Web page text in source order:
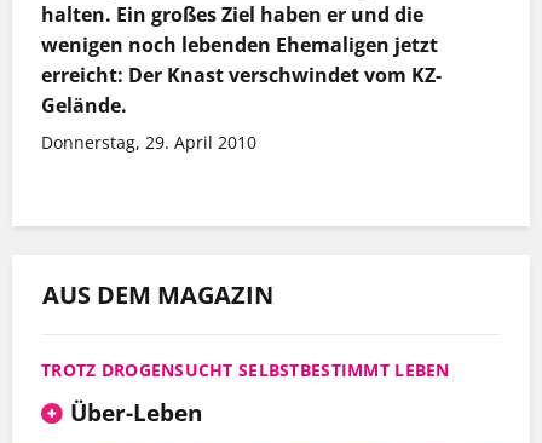
halten. Ein großes Ziel haben er und die
wenigen noch lebenden Ehemaligen jetzt
erreicht: Der Knast verschwindet vom KZ-
Gelände.
Donnerstag, 29. April 2010
AUS DEM MAGAZIN
TROTZ DROGENSUCHT SELBSTBESTIMMT LEBEN
Über-Leben